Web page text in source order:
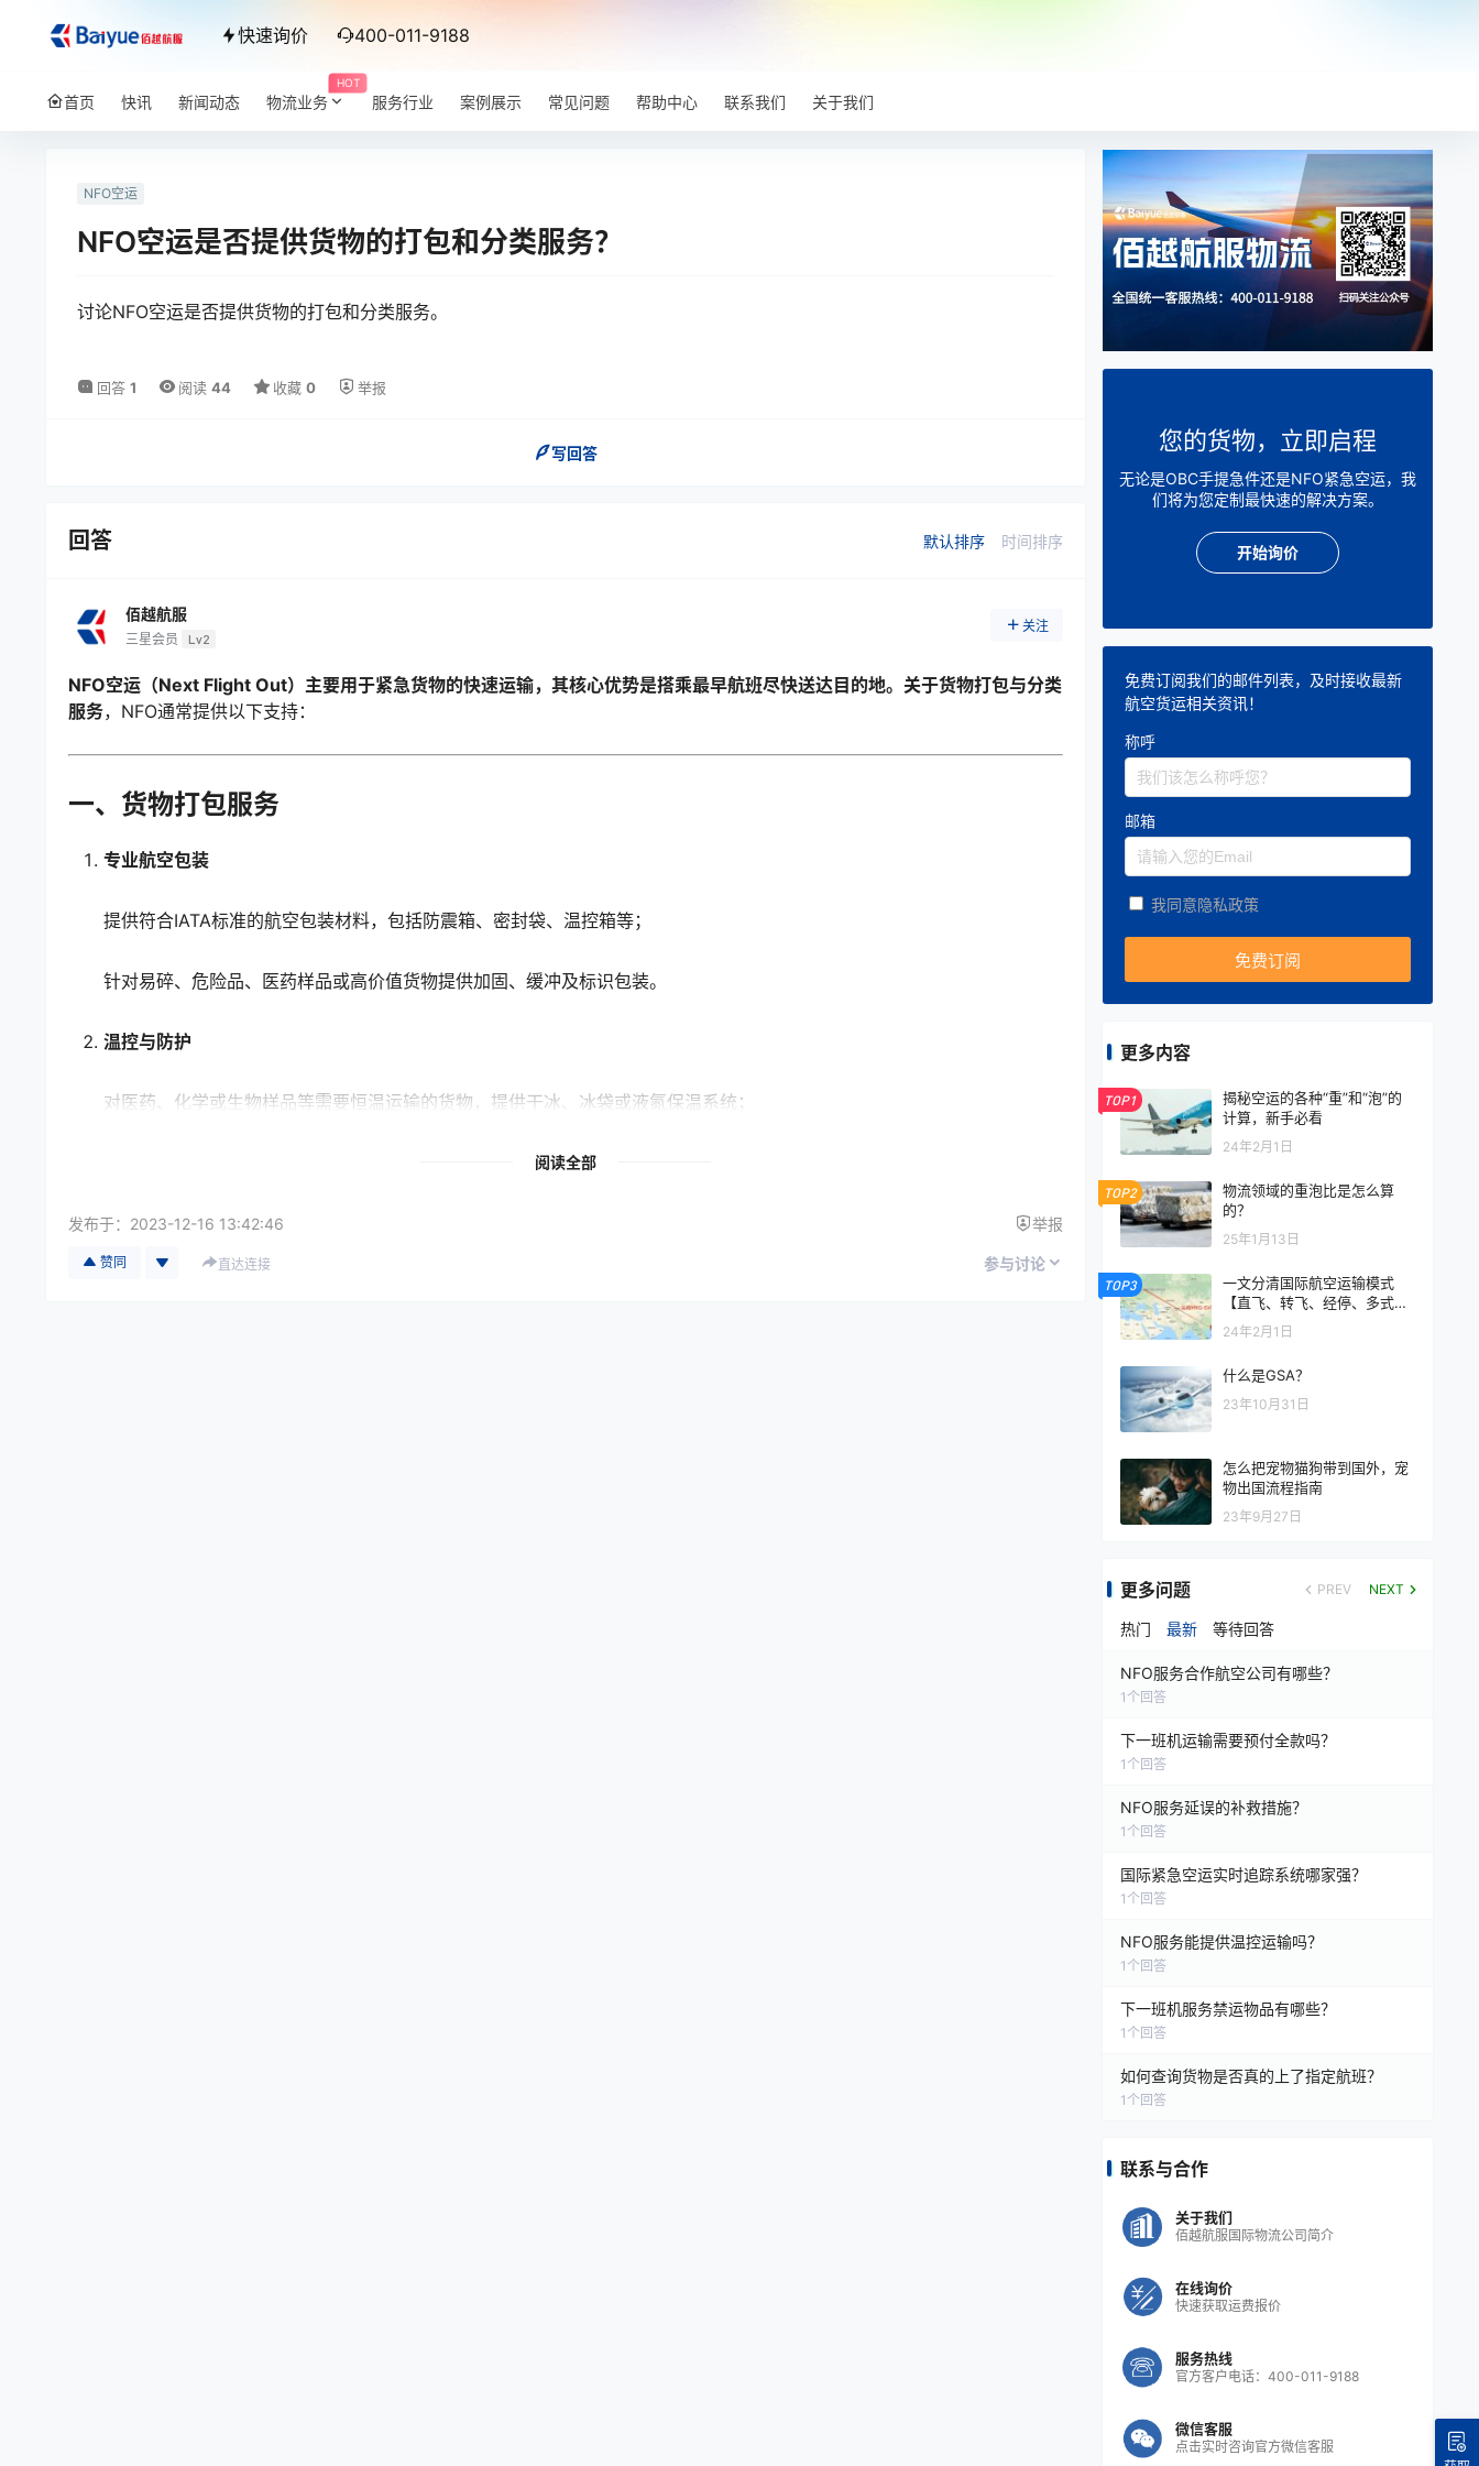
快速询价 400-011-9188
首页 快讯 新闻动态
HOT
物流业务 服务行业 案例展示 常见问题 帮助中心 联系我们 关于我们
NFO空运
NFO空运是否提供货物的打包和分类服务？
讨论NFO空运是否提供货物的打包和分类服务。
回答 1 阅读 44 收藏 0 举报
写回答
回答 默认排序 时间排序
佰越航服
三星会员 Lv2
关注
NFO空运（Next Flight Out）主要用于紧急货物的快速运输，其核心优势是搭乘最早航班尽快送达目的地。关于货物打包与分类
服务，NFO通常提供以下支持：
一、货物打包服务
专业航空包装
提供符合IATA标准的航空包装材料，包括防震箱、密封袋、温控箱等；
针对易碎、危险品、医药样品或高价值货物提供加固、缓冲及标识包装。
温控与防护
对医药、化学或生物样品等需要恒温运输的货物，提供干冰、冰袋或液氮保温系统；
标准化操作
阅读全部
发布于： 2023-12-16 13:42:46 举报
赞同 直达连接 参与讨论
您的货物，立即启程
无论是OBC手提急件还是NFO紧急空运，我
们将为您定制最快速的解决方案。
开始询价
免费订阅我们的邮件列表，及时接收最新
航空货运相关资讯！
称呼
邮箱
我同意隐私政策
更多内容
TOP1
揭秘空运的各种“重”和“泡”的
计算，新手必看
24年2月1日
TOP2
物流领域的重泡比是怎么算
的？
25年1月13日
TOP3
一文分清国际航空运输模式
【直飞、转飞、经停、多式联
运】
24年2月1日
什么是GSA？
23年10月31日
怎么把宠物猫狗带到国外，宠
物出国流程指南
23年9月27日
更多问题 PREV NEXT
热门 最新 等待回答
NFO服务合作航空公司有哪些？
1 个回答
下一班机运输需要预付全款吗？
1 个回答
NFO服务延误的补救措施？
1 个回答
国际紧急空运实时追踪系统哪家强？
1 个回答
NFO服务能提供温控运输吗？
1 个回答
下一班机服务禁运物品有哪些？
1 个回答
如何查询货物是否真的上了指定航班？
1 个回答
联系与合作
关于我们
佰越航服国际物流公司简介
在线询价
快速获取运费报价
服务热线
官方客户电话：400-011-9188
微信客服
点击实时咨询官方微信客服